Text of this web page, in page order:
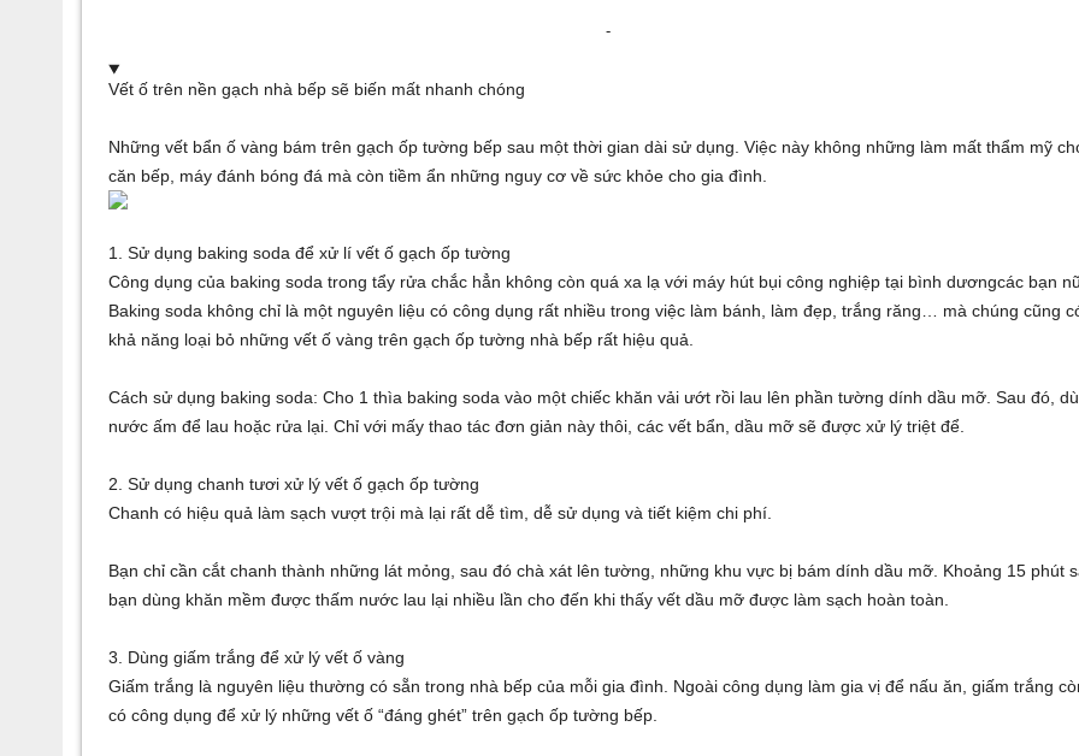
-
Vết ố trên nền gạch nhà bếp sẽ biến mất nhanh chóng
Những vết bẩn ố vàng bám trên gạch ốp tường bếp sau một thời gian dài sử dụng. Việc này không những làm mất thẩm mỹ
căn bếp, máy đánh bóng đá mà còn tiềm ẩn những nguy cơ về sức khỏe cho gia đình.
1. Sử dụng baking soda để xử lí vết ố gạch ốp tường
Công dụng của baking soda trong tẩy rửa chắc hẳn không còn quá xa lạ với máy hút bụi công nghiệp tại bình dươngcác bạn
Baking soda không chỉ là một nguyên liệu có công dụng rất nhiều trong việc làm bánh, làm đẹp, trắng răng… mà chúng cũng
khả năng loại bỏ những vết ố vàng trên gạch ốp tường nhà bếp rất hiệu quả.
Cách sử dụng baking soda: Cho 1 thìa baking soda vào một chiếc khăn vải ướt rồi lau lên phần tường dính dầu mỡ. Sau đó,
nước ấm để lau hoặc rửa lại. Chỉ với mấy thao tác đơn giản này thôi, các vết bẩn, dầu mỡ sẽ được xử lý triệt để.
2. Sử dụng chanh tươi xử lý vết ố gạch ốp tường
Chanh có hiệu quả làm sạch vượt trội mà lại rất dễ tìm, dễ sử dụng và tiết kiệm chi phí.
Bạn chỉ cần cắt chanh thành những lát mỏng, sau đó chà xát lên tường, những khu vực bị bám dính dầu mỡ. Khoảng 15 phút
bạn dùng khăn mềm được thấm nước lau lại nhiều lần cho đến khi thấy vết dầu mỡ được làm sạch hoàn toàn.
3. Dùng giấm trắng để xử lý vết ố vàng
Giấm trắng là nguyên liệu thường có sẵn trong nhà bếp của mỗi gia đình. Ngoài công dụng làm gia vị để nấu ăn, giấm trắng
có công dụng để xử lý những vết ố “đáng ghét” trên gạch ốp tường bếp.